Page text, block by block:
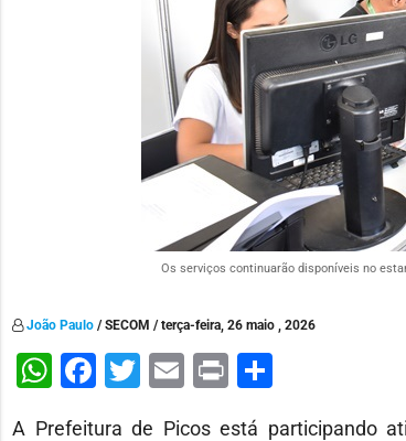
Os serviços continuarão disponíveis no
João Paulo / SECOM / terça-feira, 26 maio , 2026
WhatsApp
Facebook
Twitter
Email
Print
A Prefeitura de Picos está participando